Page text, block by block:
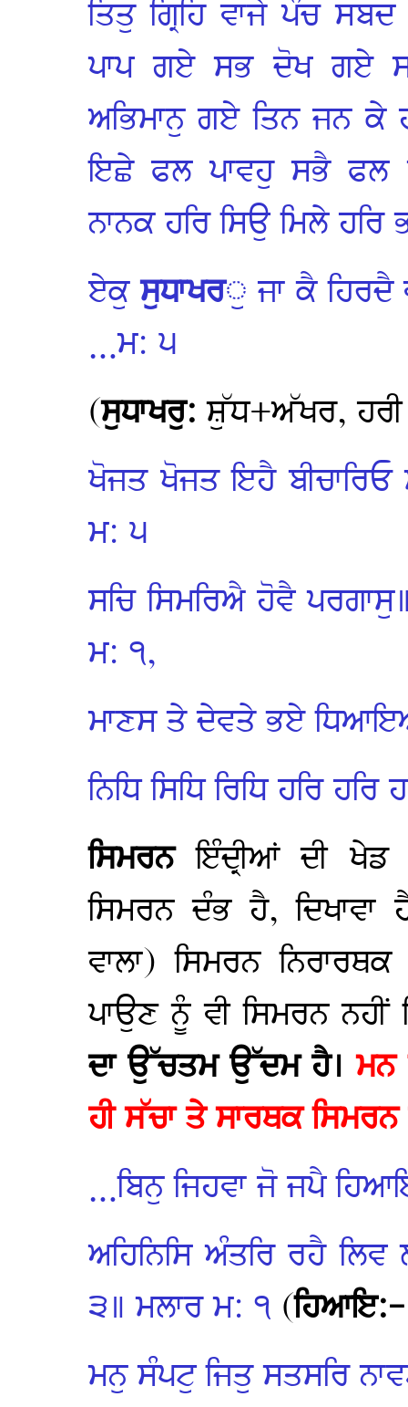
ਤਿਤੁ ਗ੍ਰਿਹਿ ਵਾਜੇ ਪੰਚ
ਪਾਪ ਗਏ ਸਭ ਦੋਖ ਗਏ
ਅਭਿਮਾਨੁ ਗਏ ਤਿਨ ਜਨ ਕੇ
ਇਛੇ ਫਲ ਪਾਵਹੁ ਸਭੈ ਫਲ
ਨਾਨਕ ਹਰਿ ਸਿਉ ਮਿਲੇ
ਏਕੁਸੁਧਾਖਰਜਾ ਕੈ ਹਿਰਦੈ
…ਮ: ੫
(ਸੁਧਾਖਰੁ:ਸ਼ੁੱਧ+ਅੱਖਰ, ਹਰੀ
ਖੋਜਤ ਖੋਜਤ ਇਹੈ ਬੀਚਾਰਿਓ
ਮ: ੫
ਸਚਿ ਸਿਮਰਿਐ ਹੋਵੈ
ਮ: ੧,
ਮਾਣਸ ਤੇ ਦੇਵਤੇ ਭਏ
ਨਿਧਿ ਸਿਧਿ ਰਿਧਿ ਹਰਿ
ਸਿਮਰਨਇੰਦ੍ਰੀਆਂ ਦੀ ਖੇਡ
ਸਿਮਰਨ ਦੰਭ ਹੈ, ਦਿਖਾਵਾ
ਵਾਲਾ) ਸਿਮਰਨ
ਪਾਉਣ ਨੂੰ ਵੀ ਸਿਮਰਨ ਨਹੀਂ
ਦਾ ਉੱਚਤਮ ਉੱਦਮ ਹੈ।ਮਨ
ਹੀ ਸੱਚਾ ਤੇ ਸਾਰਥਕ ਸਿਮਰਨ
…ਬਿਨੁ ਜਿਹਵਾ ਜੋ ਜਪੈ
ਅਹਿਨਿਸਿ ਅੰਤਰਿ ਰਹੈ
੩॥ ਮਲਾਰ ਮ: ੧ (ਹਿਆਇ:-
ਮਨੁ ਸੰਪਟੁ ਜਿਤੁ ਸਤਸਰਿ